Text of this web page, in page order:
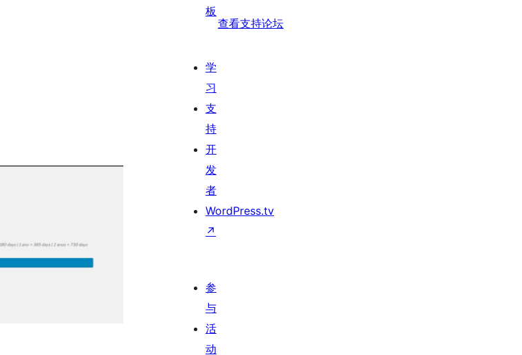
查看支持论坛
板
学
习
支
持
开
发
者
WordPress.tv
↗
参
与
活
动